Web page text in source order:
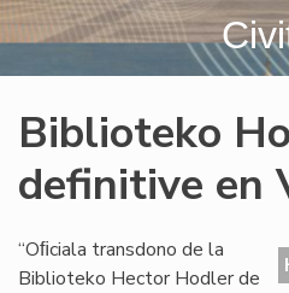
Biblioteko
definitive en
“Oﬁciala transdono de la
Biblioteko Hector Hodler de